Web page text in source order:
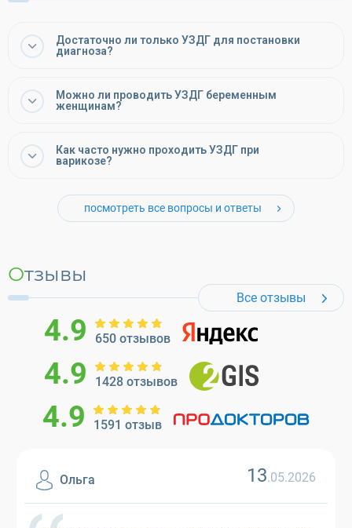
Достаточно ли только УЗДГ для постановки
диагноза?
Можно ли проводить УЗДГ беременным
женщинам?
Как часто нужно проходить УЗДГ при
варикозе?
посмотреть все вопросы и ответы
Отзывы
Все отзывы
4.9 650 отзывов
4.9 1428 отзывов
4.9 1591 отзыв
Ольга 13.05.2026